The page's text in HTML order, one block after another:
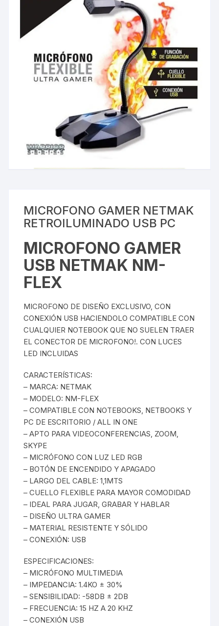
MICROFONO GAMER NETMAK
RETROILUMINADO USB PC
MICROFONO GAMER
USB NETMAK NM-
FLEX
MICROFONO DE DISEÑO EXCLUSIVO, CON
CONEXIÓN USB HACIENDOLO COMPATIBLE CON
CUALQUIER NOTEBOOK QUE NO SUELEN TRAER
EL CONECTOR DE MICROFONO!. CON LUCES
LED INCLUIDAS
CARACTERÍSTICAS:
– MARCA: NETMAK
– MODELO: NM-FLEX
– COMPATIBLE CON NOTEBOOKS, NETBOOKS Y
PC DE ESCRITORIO / ALL IN ONE
– APTO PARA VIDEOCONFERENCIAS, ZOOM,
SKYPE
– MICRÓFONO CON LUZ LED RGB
– BOTÓN DE ENCENDIDO Y APAGADO
– LARGO DEL CABLE: 1,1MTS
– CUELLO FLEXIBLE PARA MAYOR COMODIDAD
– IDEAL PARA JUGAR, GRABAR Y HABLAR
– DISEÑO ULTRA GAMER
– MATERIAL RESISTENTE Y SÓLIDO
– CONEXIÓN: USB
ESPECIFICACIONES:
– MICRÓFONO MULTIMEDIA
– IMPEDANCIA: 1.4KO ± 30%
– SENSIBILIDAD: -58DB ± 2DB
– FRECUENCIA: 15 HZ A 20 KHZ
– CONEXIÓN USB